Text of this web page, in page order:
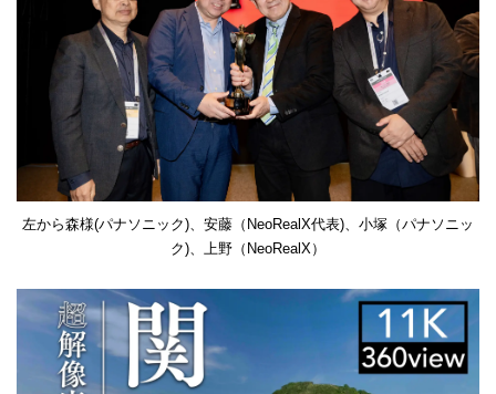
左から森様(パナソニック)、安藤（NeoRealX代表)、小塚（パナソニッ
ク)、上野（NeoRealX）